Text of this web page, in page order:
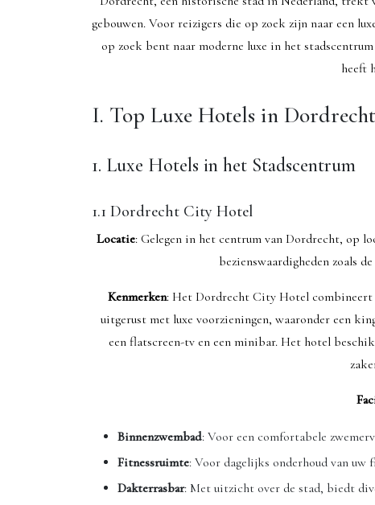
gebouwen. Voor reizigers die op zoek zijn naar een
op zoek bent naar moderne luxe in het
heeft
I. Top Luxe Hotels in Dordrecht
1. Luxe Hotels in het Stadscentrum
1.1 Dordrecht City Hotel
Locatie: Gelegen in het centrum van Dordrecht, op
bezienswaardigheden zoals
Kenmerken: Het Dordrecht City Hotel combineert
uitgerust met luxe voorzieningen, waaronder een
een flatscreen-tv en een minibar. Het hotel
Binnenzwembad: Voor een comfortabele
Fitnessruimte: Voor dagelijks onderhoud van uw
Dakterrasbar: Met uitzicht over de stad, biedt